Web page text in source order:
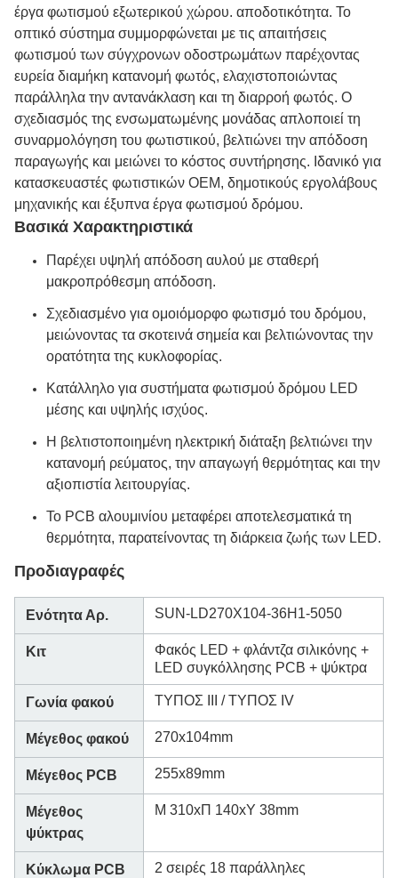
έργα φωτισμού εξωτερικού χώρου. αποδοτικότητα. Το
οπτικό σύστημα συμμορφώνεται με τις απαιτήσεις
φωτισμού των σύγχρονων οδοστρωμάτων παρέχοντας
ευρεία διαμήκη κατανομή φωτός, ελαχιστοποιώντας
παράλληλα την αντανάκλαση και τη διαρροή φωτός. Ο
σχεδιασμός της ενσωματωμένης μονάδας απλοποιεί τη
συναρμολόγηση του φωτιστικού, βελτιώνει την απόδοση
παραγωγής και μειώνει το κόστος συντήρησης. Ιδανικό για
κατασκευαστές φωτιστικών OEM, δημοτικούς εργολάβους
μηχανικής και έξυπνα έργα φωτισμού δρόμου.
Βασικά Χαρακτηριστικά
Παρέχει υψηλή απόδοση αυλού με σταθερή
μακροπρόθεσμη απόδοση.
Σχεδιασμένο για ομοιόμορφο φωτισμό του δρόμου,
μειώνοντας τα σκοτεινά σημεία και βελτιώνοντας την
ορατότητα της κυκλοφορίας.
Κατάλληλο για συστήματα φωτισμού δρόμου LED
μέσης και υψηλής ισχύος.
Η βελτιστοποιημένη ηλεκτρική διάταξη βελτιώνει την
κατανομή ρεύματος, την απαγωγή θερμότητας και την
αξιοπιστία λειτουργίας.
Το PCB αλουμινίου μεταφέρει αποτελεσματικά τη
θερμότητα, παρατείνοντας τη διάρκεια ζωής των LED.
Προδιαγραφές
Ενότητα Αρ. SUN-LD270X104-36H1-5050
Κιτ
Φακός LED + φλάντζα σιλικόνης +
LED συγκόλλησης PCB + ψύκτρα
Γωνία φακού ΤΥΠΟΣ III / ΤΥΠΟΣ IV
Μέγεθος φακού 270x104mm
Μέγεθος PCB 255x89mm
Μέγεθος
ψύκτρας
Μ 310xΠ 140xΥ 38mm
Κύκλωμα PCB 2 σειρές 18 παράλληλες